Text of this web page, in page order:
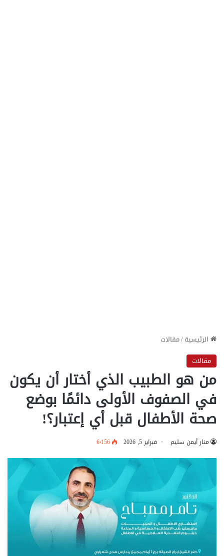
الرئيسية/مقالات
مقالات
من هو الطبيب الذي أختار أن يكون
في الصفوف الأولى دائمًا بوضع
صحة الأطفال قبل أي إعتبار؟!
منار أيمن سليم فبراير 5, 2026 6٬156